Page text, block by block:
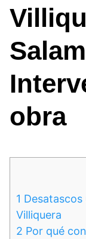
obra
1
Villiquera
2 Por qué